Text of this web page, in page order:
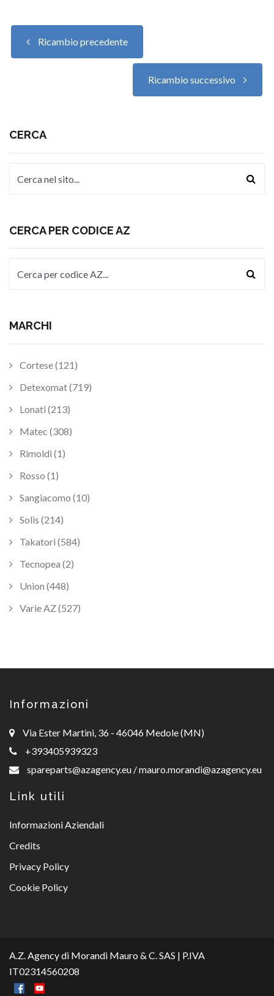
Ricambio precedente
Ricambio successivo
CERCA
CERCA PER CODICE AZ
MARCHI
Cortese (121)
Detexomat (719)
Lonati (213)
Matec (308)
Rimoldi (1)
Rosso (1)
Sangiacomo (10)
Solis (214)
Takatori (584)
Tecnopea (2)
Union (448)
Varie AZ (527)
Informazioni
Via Ester Martini, 36 - 46046 Medole (MN)
+393405939323
spareparts@azagency.eu /mauro.morandi@azagency.eu
Link utili
Informazioni Aziendali
Credits
Privacy Policy
Cookie Policy
A.Z. Agency di Morandi Mauro & C. SAS | P.IVA
IT02314560208